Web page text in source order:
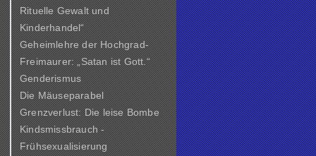
Rituelle Gewalt und
Kinderhandel“
Geheimlehre der Hochgrad-
Freimaurer: „Satan ist Gott.“
Genderismus
Die Mäuseparabel
Grenzverlust: Die leise Bombe
Kindsmissbrauch -
Frühsexualisierung